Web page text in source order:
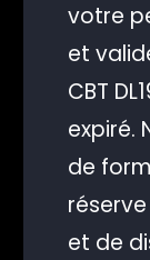
votre
et
CBT
expiré.
de
et de